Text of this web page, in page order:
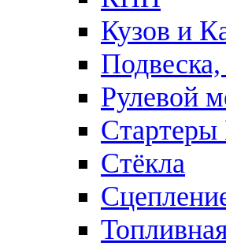
Кузов и
Рулевой
Стартеры
Стёкла